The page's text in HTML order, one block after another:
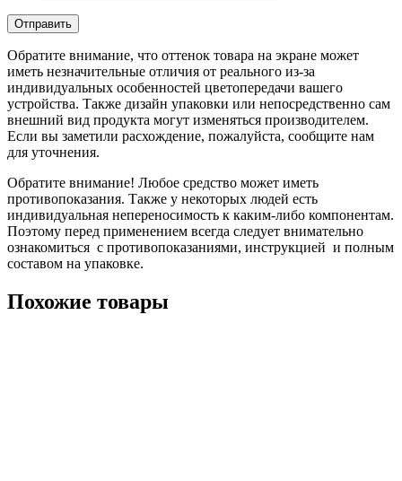
Обратите внимание, что оттенок товара на экране может
иметь незначительные отличия от реального из-за
индивидуальных особенностей цветопередачи вашего
устройства. Также дизайн упаковки или непосредственно сам
внешний вид продукта могут изменяться производителем.
Если вы заметили расхождение, пожалуйста, сообщите нам
для уточнения.
Обратите внимание! Любое средство может иметь
противопоказания. Также у некоторых людей есть
индивидуальная непереносимость к каким-либо компонентам.
Поэтому перед применением всегда следует внимательно
ознакомиться с противопоказаниями, инструкцией и полным
составом на упаковке.
Похожие товары